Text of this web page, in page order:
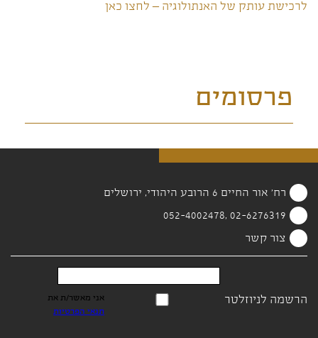
לרכישת עותק של האנתולוגיה – לחצו כאן
פרסומים
רח' אור החיים 6 הרובע היהודי, ירושלים
02-6276319 ,052-4002478
צור קשר
הרשמה לניוזלטר
אני מאשר/ת את
תנאי הפרטיות